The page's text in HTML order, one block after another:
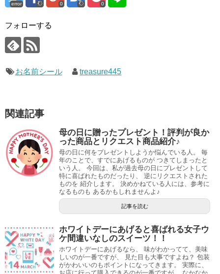
error 0 0
フォローする
お名前シール treasure445
関連記事
母の日に贈ったプレゼント！評判が良か
った商品とリクエスト商品紹介♪
母の日に何をプレゼントしようか悩んでいる人。 毎
年のことで、すでにあげるものが つきてしまったと
いう人。 今回は、私が過去母の日にプレゼントして
特に喜ばれたものだったり、 逆にリクエストされた
ものを 紹介します。 決めかねている人には、参考に
なるものも あるかもしれませんよ♪
記事を読む
ホワイトデーにあげると喜ばれる女子ウ
ケ間違いなしのスイーツ！！
ホワイトデーにあげるなら、 味がわかってて、美味
しいのが一番ですが、 見た目も大事ですよね？ 包装
がかわいいのもポイントになってきます。 実際に、